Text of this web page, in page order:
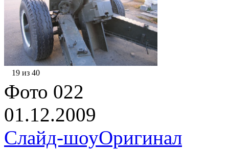
19 из 40
Фото 022
01.12.2009
Слайд-шоуОригинал